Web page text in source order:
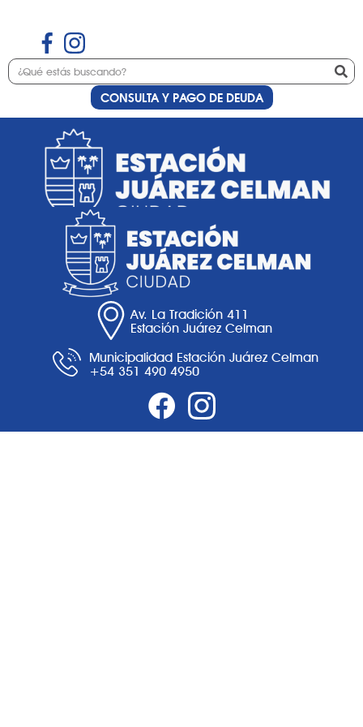
CONSULTA Y PAGO DE DEUDA
Etiqueta:8 años
Av. La Tradición 411
Estación Juárez Celman
Municipalidad Estación Juárez Celman
+54 351 490 4950